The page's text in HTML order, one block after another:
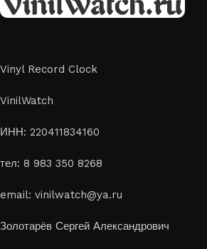
Vinyl Record Clock
VinilWatch
ИНН: 220411834160
тел: 8 983 350 8268
email: vinilwatch@ya.ru
Золотарёв Сергей Александрович